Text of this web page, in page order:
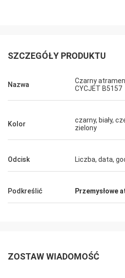
SZCZEGÓŁY PRODUKTU
Nazwa
Czarny
CYCJET B5157
Kolor
czarny, biały,
zielony
Odcisk Liczba, data,
Podkreślić Przemysłowe
ZOSTAW WIADOMOŚĆ